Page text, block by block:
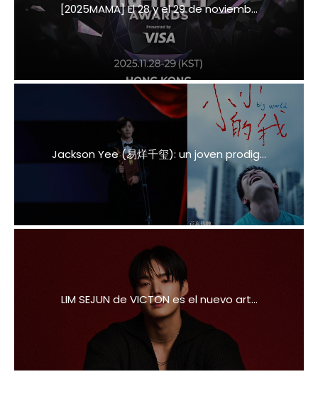
[2025MAMA] El 28 y el 29 de noviemb...
Jackson Yee (易烊千玺): un joven prodig...
LIM SEJUN de VICTON es el nuevo art...